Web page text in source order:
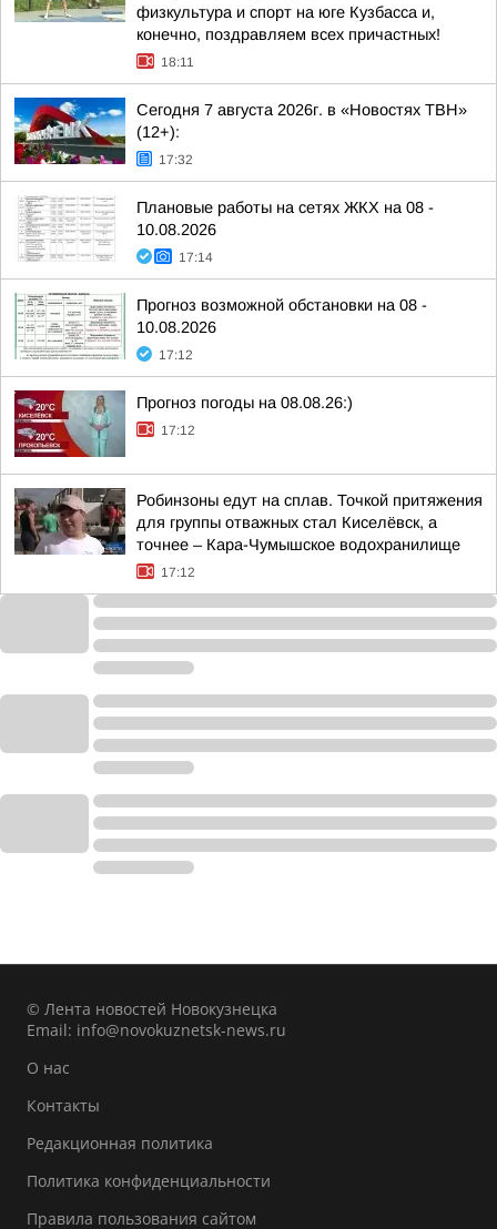
физкультура и спорт на юге Кузбасса и,
конечно, поздравляем всех причастных!
18:11
Сегодня 7 августа 2026г. в «Новостях ТВН»
(12+):
17:32
Плановые работы на сетях ЖКХ на 08 -
10.08.2026
17:14
Прогноз возможной обстановки на 08 -
10.08.2026
17:12
Прогноз погоды на 08.08.26:)
17:12
Робинзоны едут на сплав. Точкой притяжения
для группы отважных стал Киселёвск, а
точнее – Кара-Чумышское водохранилище
17:12
© Лента новостей Новокузнецка
Email: info@novokuznetsk-news.ru
О нас
Контакты
Редакционная политика
Политика конфиденциальности
Правила пользования сайтом